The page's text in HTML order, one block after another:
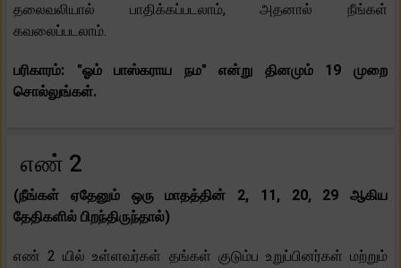
தலைவலியால் பாதிக்கப்படலாம், அதனால் நீங்கள்
கவலைப்படலாம்.
பரிகாரம்: "ஓம் பாஸ்கராய நம" என்று தினமும் 19 முறை
சொல்லுங்கள்.
எண் 2
(நீங்கள் ஏதேனும் ஒரு மாதத்தின் 2, 11, 20, 29 ஆகிய
தேதிகளில் பிறந்திருந்தால்)
எண் 2 யில் உள்ளவர்கள் தங்கள் குடும்ப உறுப்பினர்கள் மற்றும்